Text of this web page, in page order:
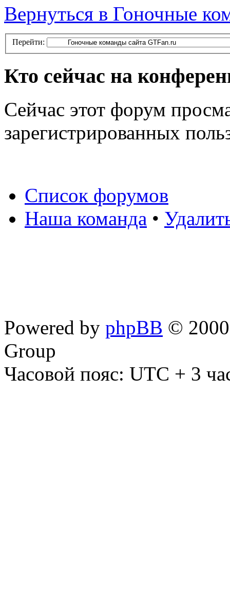
Вернуться в Гоночные
Перейти:
Кто сейчас на
Сейчас этот форум
зарегистрированных
Список форумов
Наша команда •
Powered by phpBB ©
Group
Часовой пояс: UTC + 3